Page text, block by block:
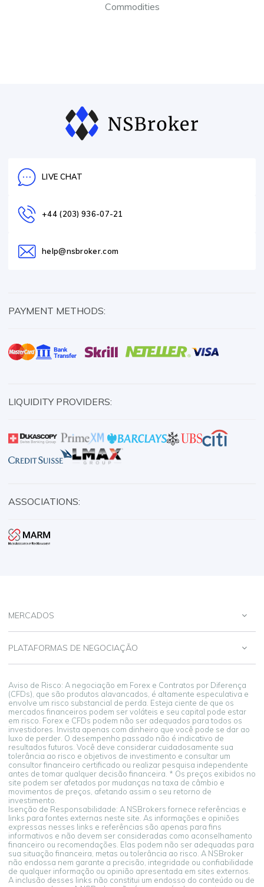
Commodities
LIVE CHAT
+44 (203) 936-07-21
help@nsbroker.com
PAYMENT METHODS:
LIQUIDITY PROVIDERS:
ASSOCIATIONS:
MERCADOS
PLATAFORMAS DE NEGOCIAÇÃO
Aviso de Risco: A negociação em Forex e Contratos por Diferença
(CFDs), que são produtos alavancados, é altamente especulativa e
envolve um risco substancial de perda. Esteja ciente de que os
mercados financeiros podem ser voláteis e seu capital pode estar
em risco. Forex e CFDs podem não ser adequados para todos os
investidores. Invista apenas com dinheiro que você pode se dar ao
luxo de perder. O desempenho passado não é indicativo de
resultados futuros. Você deve considerar cuidadosamente sua
tolerância ao risco e objetivos de investimento e consultar um
consultor financeiro certificado ou realizar pesquisa independente
antes de tomar qualquer decisão financeira. * Os preços exibidos no
site podem ser afetados por mudanças na taxa de câmbio e
movimentos de preços, afetando assim o seu retorno de
investimento.
Isenção de Responsabilidade: A NSBrokers fornece referências e
links para fontes externas neste site. As informações e opiniões
expressas nesses links e referências são apenas para fins
informativos e não devem ser consideradas como aconselhamento
financeiro ou recomendações. Elas podem não ser adequadas para
sua situação financeira, metas ou tolerância ao risco. A NSBroker
não endossa nem garante a precisão, integridade ou confiabilidade
de qualquer informação ou opinião apresentada em sites externos.
A inclusão desses links não constitui um endosso do conteúdo ou de